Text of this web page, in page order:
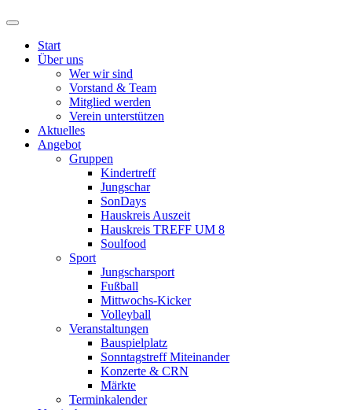
Start
Über uns
Wer wir sind
Vorstand & Team
Mitglied werden
Verein unterstützen
Aktuelles
Angebot
Gruppen
Kindertreff
Jungschar
SonDays
Hauskreis Auszeit
Hauskreis TREFF UM 8
Soulfood
Sport
Jungscharsport
Fußball
Mittwochs-Kicker
Volleyball
Veranstaltungen
Bauspielplatz
Sonntagstreff Miteinander
Konzerte & CRN
Märkte
Terminkalender